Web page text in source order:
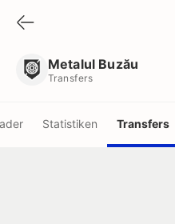
Metalul Buzău
Transfers
Statistiken Transfers